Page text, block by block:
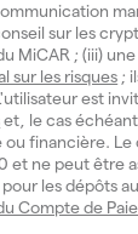
sur les
MiCAR ; (iii)
sur les risques ;
est
et, le cas
financière.
ne peut être
les dépôts
Compte de